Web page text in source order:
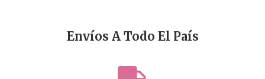
Envíos A Todo El País